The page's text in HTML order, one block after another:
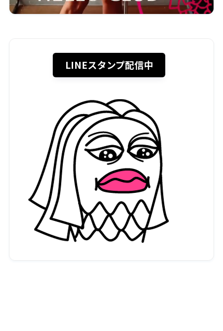
LINEスタンプ配信中